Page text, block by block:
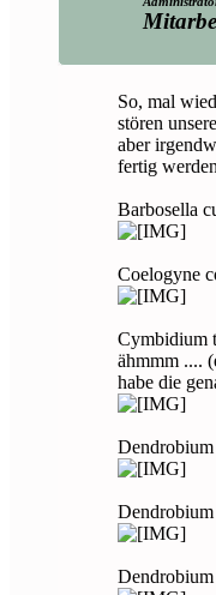
So, mal
stören
aber
fertig werden
Barbosella
Coelogyne
Cymbidium
ähmmm ....
habe die
Dendrobium